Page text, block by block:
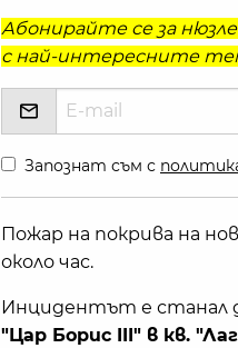
Абонирайте се за
с най-интересните
Запознат съм с
Пожар на покрива на
около час.
Инцидентът е станал
"Цар Борис III" в кв.